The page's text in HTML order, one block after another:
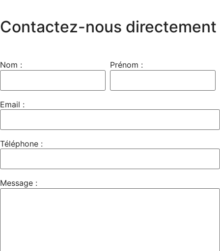
Contactez-nous directement
Nom : Prénom :
Email :
Téléphone :
Message :